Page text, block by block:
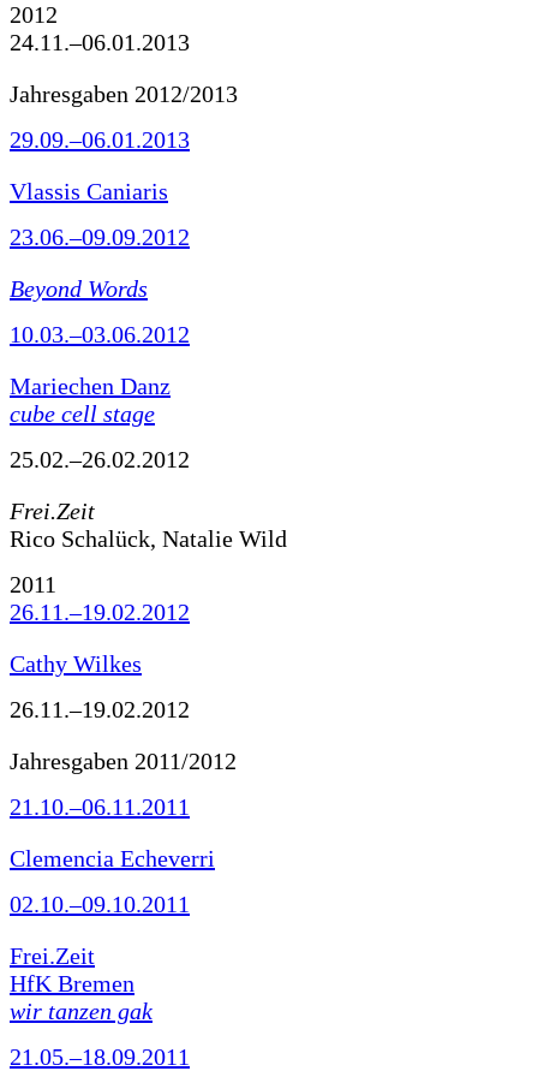
2012
24.11.–06.01.2013
Jahresgaben 2012/2013
29.09.–06.01.2013
Vlassis Caniaris
23.06.–09.09.2012
Beyond Words
10.03.–03.06.2012
Mariechen Danz
cube cell stage
25.02.–26.02.2012
Frei.Zeit
Rico Schalück, Natalie Wild
2011
26.11.–19.02.2012
Cathy Wilkes
26.11.–19.02.2012
Jahresgaben 2011/2012
21.10.–06.11.2011
Clemencia Echeverri
02.10.–09.10.2011
Frei.Zeit
HfK Bremen
wir tanzen gak
21.05.–18.09.2011